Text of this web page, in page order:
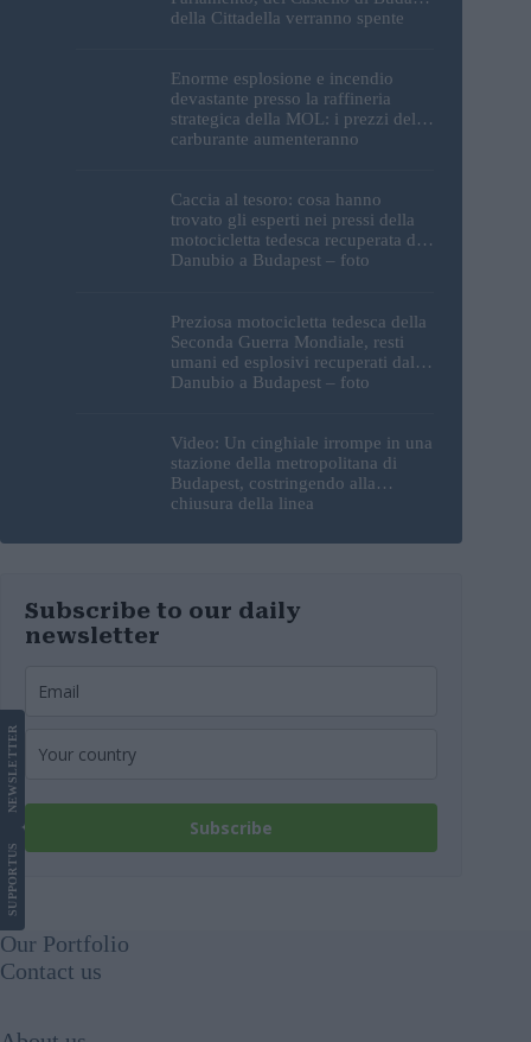
della Cittadella verranno spente
Enorme esplosione e incendio
devastante presso la raffineria
strategica della MOL: i prezzi del
carburante aumenteranno
Caccia al tesoro: cosa hanno
trovato gli esperti nei pressi della
motocicletta tedesca recuperata dal
Danubio a Budapest – foto
Preziosa motocicletta tedesca della
Seconda Guerra Mondiale, resti
umani ed esplosivi recuperati dal
Danubio a Budapest – foto
Video: Un cinghiale irrompe in una
stazione della metropolitana di
Budapest, costringendo alla
chiusura della linea
Subscribe to our daily
newsletter
Subscribe
SUPPORT
US
NEWS
LETTER
Our Portfolio
Contact us